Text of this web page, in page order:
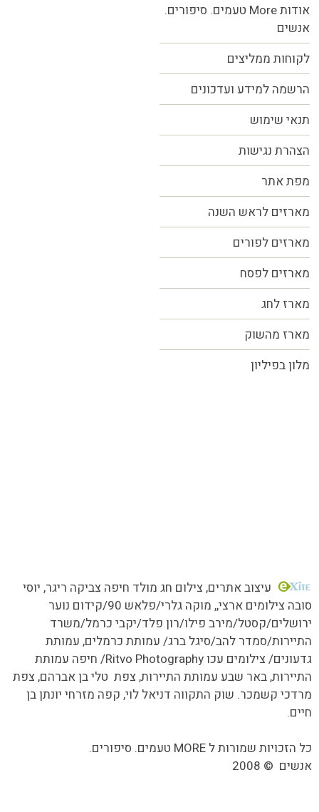
אודות More טעמים. סיפורים.
אנשים
לקוחות ממליצים
הרשמה למידע ועדכונים
תנאי שימוש
הצהרת נגישות
מפת אתר
מארזים לראש השנה
מארזים לפורים
מארזים לפסח
מארז לחג
מארז מהשוק
מלון בפיליון
עיצוב אתרים, צילום חג מולד חיפה צביקה ריגר, יוסי
סובה צילומים ארצי,, מוקה גלרי/
פלאש 90/קידום נוער
ירושלים/קסטל/מירב פילו/רון פלד/יקבי כרמל/משרד
התיירות/סמדר להב/סיגל ברג/ עמותת כרמלים, עמותת
גדעונים/ צילומים עכו Ritvo Photography/ חיפה עמותת
התיירות, באר שבע עמותת התיירות, צפת טלי בן אברהם, צפת
מרדכי קשמכר. שוק התקווה דניאל לוי, קפה מזרחי יונתן בן
חיים.
כל הזכויות שמורות ל MORE טעמים. סיפורים.
אנשים ©
2008